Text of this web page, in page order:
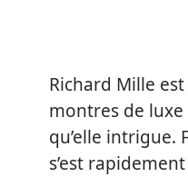
Richard Mille
montres de
qu’elle intrigue.
s’est